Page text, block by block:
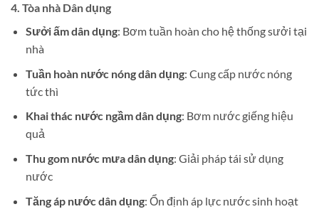
4. Tòa nhà Dân dụng
Sưởi ấm dân dụng: Bơm tuần hoàn cho hệ thống sưởi tại
nhà
Tuần hoàn nước nóng dân dụng: Cung cấp nước nóng
tức thì
Khai thác nước ngầm dân dụng: Bơm nước giếng hiệu
quả
Thu gom nước mưa dân dụng: Giải pháp tái sử dụng
nước
Tăng áp nước dân dụng: Ổn định áp lực nước sinh hoạt